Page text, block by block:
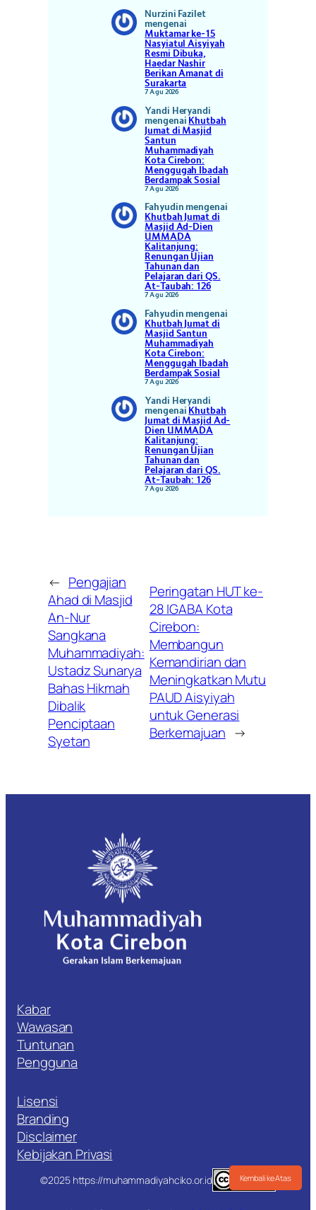
Kembali ke Atas
Nurzini Fazilet
mengenai
Muktamar ke-15
Nasyiatul Aisyiyah
Resmi Dibuka,
Haedar Nashir
Berikan Amanat di
Surakarta
7 Agu 2026
Yandi Heryandi
mengenai Khutbah
Jumat di Masjid
Santun
Muhammadiyah
Kota Cirebon:
Menggugah Ibadah
Berdampak Sosial
7 Agu 2026
Fahyudinmengenai
Khutbah Jumat di
Masjid Ad-Dien
UMMADA
Kalitanjung:
Renungan Ujian
Tahunan dan
Pelajaran dari QS.
At-Taubah: 126
7 Agu 2026
Fahyudinmengenai
Khutbah Jumat di
Masjid Santun
Muhammadiyah
Kota Cirebon:
Menggugah Ibadah
Berdampak Sosial
7 Agu 2026
Yandi Heryandi
mengenai Khutbah
Jumat di Masjid Ad-
Dien UMMADA
Kalitanjung:
Renungan Ujian
Tahunan dan
Pelajaran dari QS.
At-Taubah: 126
7 Agu 2026
← Pengajian
Ahad di Masjid
An-Nur
Sangkana
Muhammadiyah:
Ustadz Sunarya
Bahas Hikmah
Dibalik
Penciptaan
Syetan
Peringatan HUT ke-
28 IGABA Kota
Cirebon:
Membangun
Kemandirian dan
Meningkatkan Mutu
PAUD Aisyiyah
untuk Generasi
Berkemajuan →
Kabar
Wawasan
Tuntunan
Pengguna
Lisensi
Branding
Disclaimer
Kebijakan Privasi
©2025 https://muhammadiyahciko.or.id